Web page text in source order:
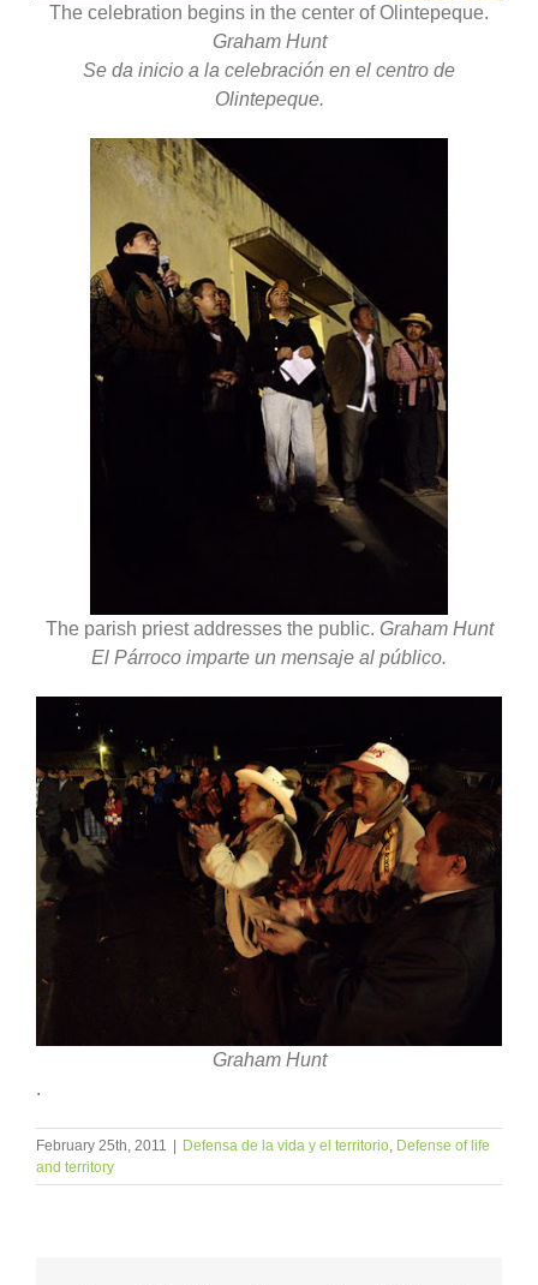
The celebration begins in the center of Olintepeque.
Graham Hunt
Se da inicio a la celebración en el centro de
Olintepeque.
The parish priest addresses the public. Graham Hunt
El Párroco imparte un mensaje al público.
Graham Hunt
.
February 25th, 2011 Defensa de la vida y el territorio, Defense of life
and territory